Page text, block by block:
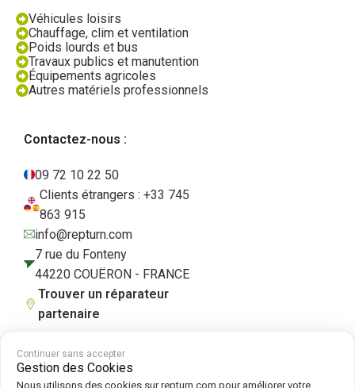
Véhicules loisirs
Chauffage, clim et ventilation
Poids lourds et bus
Travaux publics et manutention
Équipements agricoles
Autres matériels professionnels
Contactez-nous :
09 72 10 22 50
Clients étrangers : +33 745
863 915
info@repturn.com
7 rue du Fonteny
44220 COUËRON - FRANCE
Trouver un réparateur
partenaire
CGV| Mentions légales Politique de confidentialité |Cookies
Continuer sans accepter
Gestion des Cookies
Nous utilisons des cookies sur repturn.com pour améliorer votre